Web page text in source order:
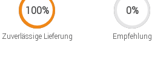
Zuverlässige Lieferung Empfehlung